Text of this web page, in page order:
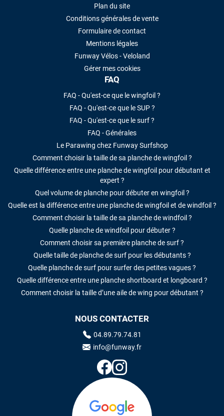
Plan du site
Conditions générales de vente
Formulaire de contact
Mentions légales
Funway Vélos - Veloland
Gérer mes cookies
FAQ
FAQ - Qu'est-ce que le wingfoil ?
FAQ - Qu'est-ce que le SUP ?
FAQ - Qu'est-ce que le surf ?
FAQ - Générales
Le Parawing chez Funway Surfshop
Comment choisir la taille de sa planche de wingfoil ?
Quelle différence entre une planche de wingfoil pour débutant et
expert ?
Quel volume de planche pour débuter en wingfoil ?
Quelle est la différence entre une planche de wingfoil et de windfoil ?
Comment choisir la taille de sa planche de windfoil ?
Quelle planche de windfoil pour débuter ?
Comment choisir sa première planche de surf ?
Quelle taille de planche de surf pour les débutants ?
Quelle planche de surf pour surfer des petites vagues ?
Quelle différence entre une planche shortboard et longboard ?
Comment choisir la taille d’une aile de wing pour débutant ?
NOUS CONTACTER
04.89.79.74.81
info@funway.fr